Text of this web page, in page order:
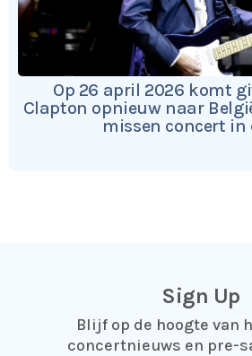
Op 26 april 2026 komt
Clapton opnieuw naar
missen concert in
Sign Up
Blijf op de hoogte van
concertnieuws en pre-